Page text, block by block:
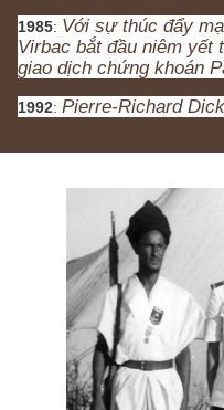
1985: Với sự thúc đẩy
Virbac bắt đầu niêm
giao dịch chứng khoán
1992: Pierre-Richard